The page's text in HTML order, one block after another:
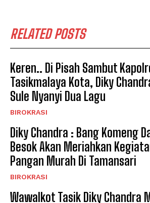
RELATED POSTS
Keren.. Di Pisah Sambut
Tasikmalaya Kota, Diky
Sule Nyanyi Dua Lagu
BIROKRASI
Diky Chandra : Bang Komeng
Besok Akan Meriahkan
Pangan Murah Di Tamansari
BIROKRASI
Wawalkot Tasik Diky Chandra